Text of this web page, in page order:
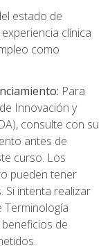
estado de
clínica
como
Para
Innovación y
consulte con su
antes de
curso. Los
pueden tener
Si intenta realizar
Terminología
de